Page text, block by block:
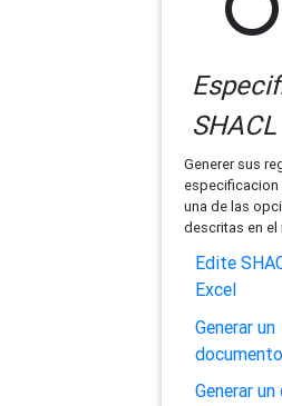
SHACL
Generer sus
especificacion
una de las
descritas en el
Edite
Excel
Generar un
documento
Generar